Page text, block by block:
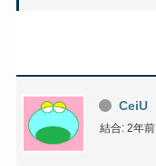
CeiU
結合: 2年前